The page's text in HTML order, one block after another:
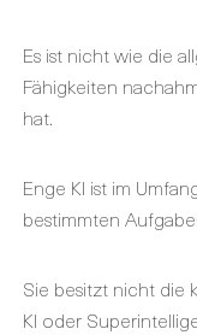
Es ist nicht wie die
Fähigkeiten
hat.
Enge KI ist im
bestimmten
Sie besitzt nicht die
KI oder